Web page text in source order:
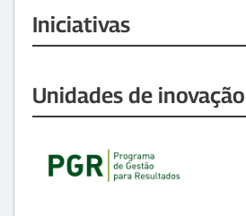
Iniciativas
Unidades de inovação